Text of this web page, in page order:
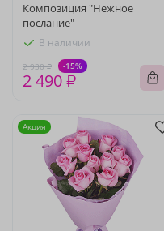
Композиция "Нежное
послание"
В наличии
2 930 ₽ -15%
2 490 ₽
Акция